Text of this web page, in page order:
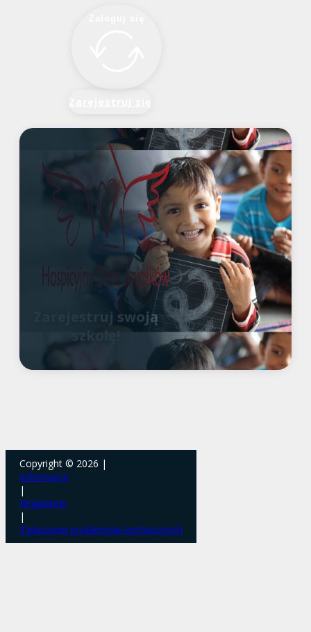
Zarejestruj swoją
szkołę!
Copyright © 2026 |
Informacje
|
Regulamin
|
Zgłaszanie problemów technicznych